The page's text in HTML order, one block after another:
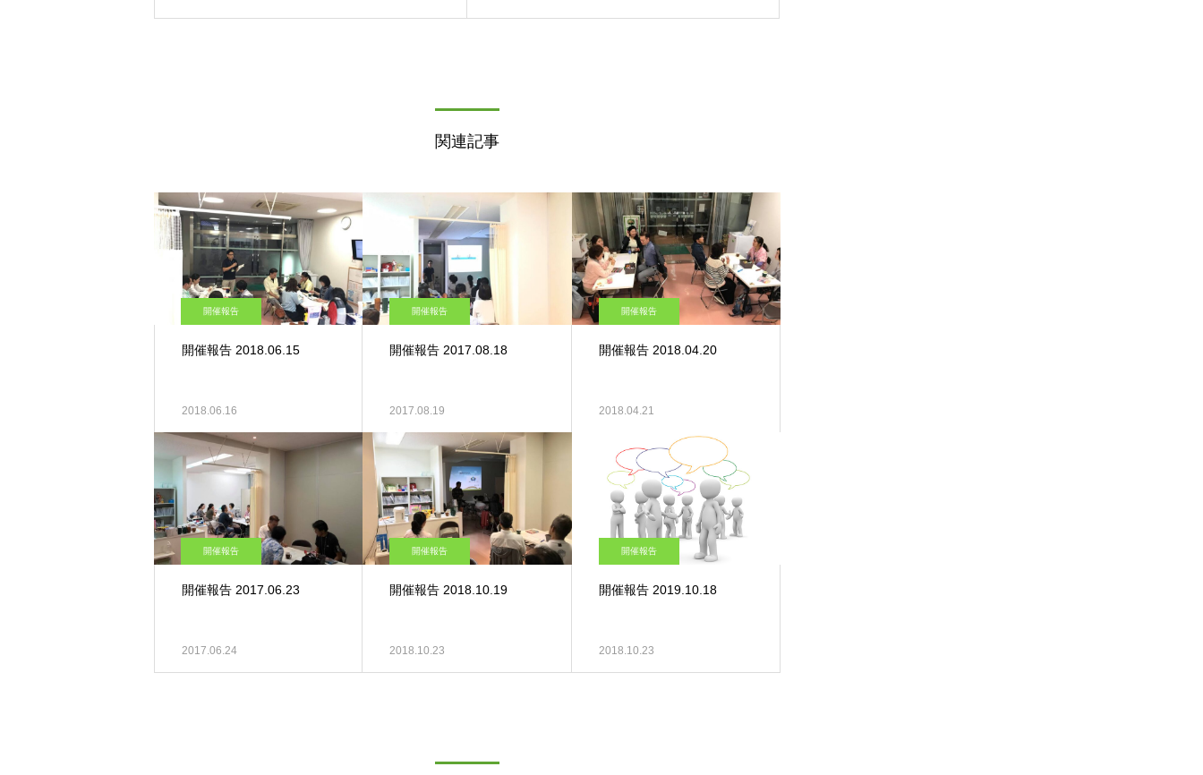
関連記事
開催報告
開催報告 2018.06.15
2018.06.16
開催報告
開催報告 2017.08.18
2017.08.19
開催報告
開催報告 2018.04.20
2018.04.21
開催報告
開催報告 2017.06.23
2017.06.24
開催報告
開催報告 2018.10.19
2018.10.23
開催報告
開催報告 2019.10.18
2018.10.23